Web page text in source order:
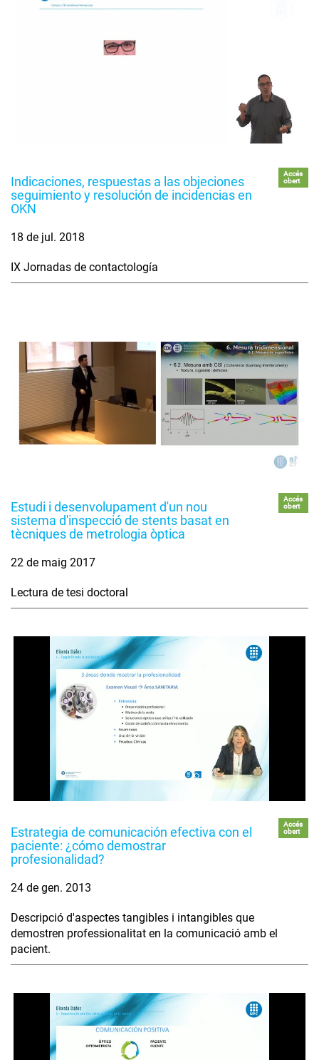
Indicaciones, respuestas a las objeciones
seguimiento y resolución de incidencias en
OKN
Accés
obert
18 de jul. 2018
IX Jornadas de contactología
Estudi i desenvolupament d'un nou
sistema d'inspecció de stents basat en
tècniques de metrologia òptica
Accés
obert
22 de maig 2017
Lectura de tesi doctoral
Estrategia de comunicación efectiva con el
paciente: ¿cómo demostrar
profesionalidad?
Accés
obert
24 de gen. 2013
Descripció d'aspectes tangibles i intangibles que
demostren professionalitat en la comunicació amb el
pacient.